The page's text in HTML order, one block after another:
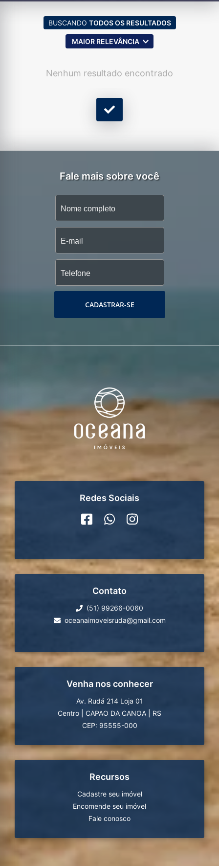
BUSCANDO TODOS OS RESULTADOS
MAIOR RELEVÂNCIA
Nenhum resultado encontrado
Fale mais sobre você
CADASTRAR-SE
Redes Sociais
Contato
(51) 99266-0060
oceanaimoveisruda@gmail.com
Venha nos conhecer
Av. Rudá 214 Loja 01
Centro
CAPAO DA CANOA
RS
CEP: 95555-000
Recursos
Cadastre seu imóvel
Encomende seu imóvel
Fale conosco